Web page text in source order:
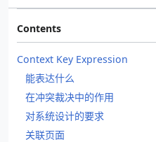
Contents
Context Key Expression
能表达什么
在冲突裁决中的作用
对系统设计的要求
关联页面